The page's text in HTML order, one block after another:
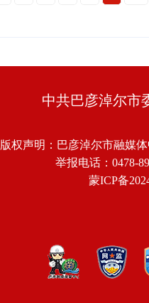
中共巴彦淖尔市
版权声明：巴彦淖尔市融媒
举报电话：0478-
蒙ICP备